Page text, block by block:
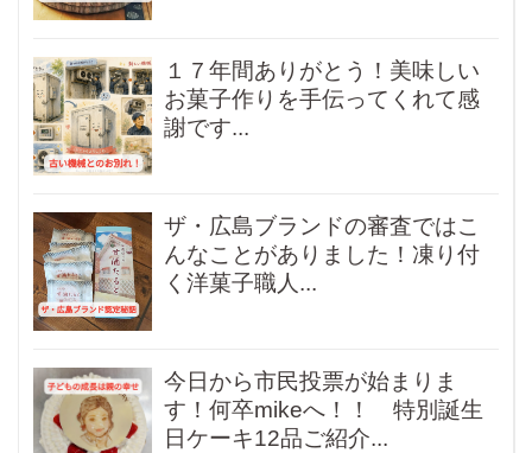
１７年間ありがとう！美味しい
お菓子作りを手伝ってくれて感
謝です...
ザ・広島ブランドの審査ではこ
んなことがありました！凍り付
く洋菓子職人...
今日から市民投票が始まりま
す！何卒mikeへ！！ 特別誕生
日ケーキ12品ご紹介...